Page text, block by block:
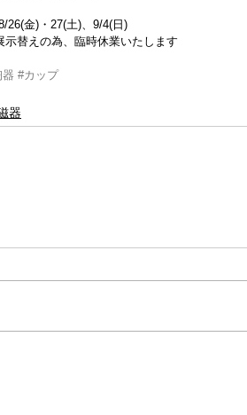
26(金)・27(土)、9/4(日)
示替えの為、臨時休業いたします
器 #カップ
器